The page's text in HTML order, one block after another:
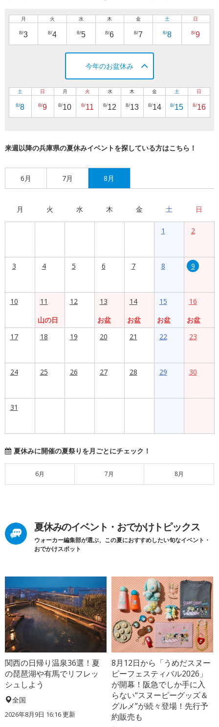
月
8/3
火
8/4
水
8/5
木
8/6
金
8/7
土
8/8
日
8/9
今年のお盆休み
土
8/8
日
8/9
月
8/10
火
8/11
水
8/12
木
8/13
金
8/14
土
8/15
日
8/16
来週以降の兵庫県の夏休みイベントを探している方はこちら！
6月 7月 8月
月 火 水 木 金 土 日
1 2
3 4 5 6 7 8 9
10
11
山の日
12
13
お盆
14
お盆
15
お盆
16
お盆
17
18 19 20 21 22 23
24 25 26 27 28 29 30
31
夏休みに開催の夏祭りを月ごとにチェック！
6月 7月 8月
夏休みのイベント・おでかけトピックス
ウォーカー編集部が選ぶ、この夏におすすめしたい旬なイベント・
おでかけスポット
関西の日帰り温泉36選！夏
の琵琶湖や有馬でリフレッ
シュしよう
全国
2026年8月9日 16:16更新
8月12日から「うめだスヌー
ピーフェスティバル2026」
が開幕！阪急でしか手に入
らない“スヌーピーグッズ＆
グルメ”が続々登場！先行予
約販売も